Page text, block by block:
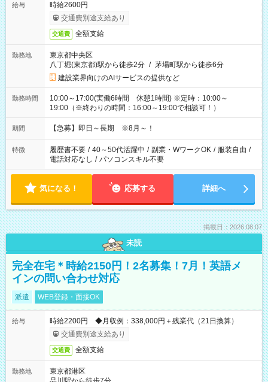
給与
時給2600円
交通費別途支給あり
交通費 全額支給
勤務地
東京都中央区
八丁堀(東京都)駅から徒歩2分 / 茅場町駅から徒歩6分
建設業界向けのAIサービスの提供など
勤務時間
10:00～17:00(実働6時間 休憩1時間) ※定時：10:00～
19:00（※終わりの時間：16:00～19:00で相談可！）
期間 【急募】即日～長期 ※8月～！
特徴 履歴書不要 / 40～50代活躍中 / 副業・WワークOK / 服装自由 /
電話対応なし / パソコンスキル不要
気になる！ 応募する 詳細へ
掲載日：2026.08.07
未読
完全在宅＊時給2150円！2名募集！7月！英語メ
インの問い合わせ対応
派遣 WEB登録・面接OK
給与
時給2200円 ◆月収例：338,000円＋残業代（21日換算）
交通費別途支給あり
交通費 全額支給
勤務地
東京都港区